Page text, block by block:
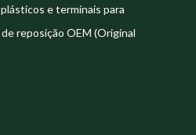
e terminais para
reposição OEM (Original